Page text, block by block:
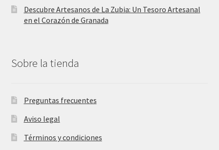
Descubre Artesanos de La Zubia: Un Tesoro Artesanal
en el Corazón de Granada
Sobre la tienda
Preguntas frecuentes
Aviso legal
Términos y condiciones